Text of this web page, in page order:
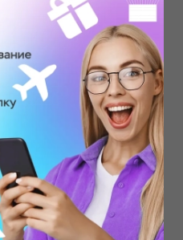
акробатика,
и
которая
будет известно за день